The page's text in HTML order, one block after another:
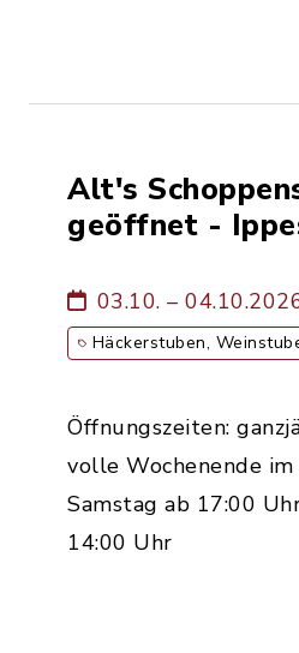
Alt's
geöffnet -
03.10. –
Häckerstuben,
Öffnungszeiten:
volle Wochenende im
Samstag ab 17:00
14:00 Uhr